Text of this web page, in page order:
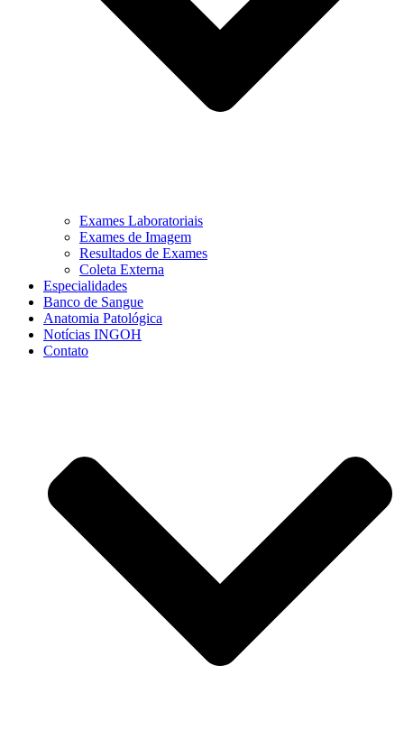
Exames Laboratoriais
Exames de Imagem
Resultados de Exames
Coleta Externa
Especialidades
Banco de Sangue
Anatomia Patológica
Notícias INGOH
Contato